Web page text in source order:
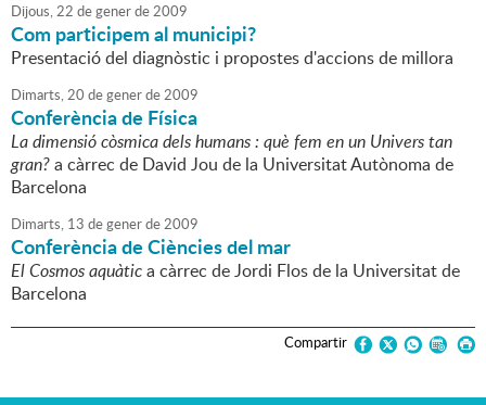
Dijous,22 degenerde2009
Com participem al municipi?
Presentació del diagnòstic i propostes d'accions de millora
Dimarts,20 degenerde2009
Conferència de Física
La dimensió còsmica dels humans : què fem en un Univers tan
gran?a càrrec de David Jou de la Universitat Autònoma de
Barcelona
Dimarts, 13 degenerde2009
Conferència de Ciències del mar
El Cosmos aquàtica càrrec de Jordi Flos de la Universitat de
Barcelona
Compartir